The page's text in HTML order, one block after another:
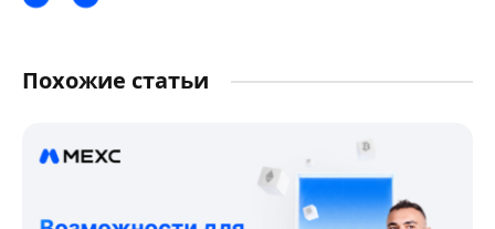
Похожие статьи